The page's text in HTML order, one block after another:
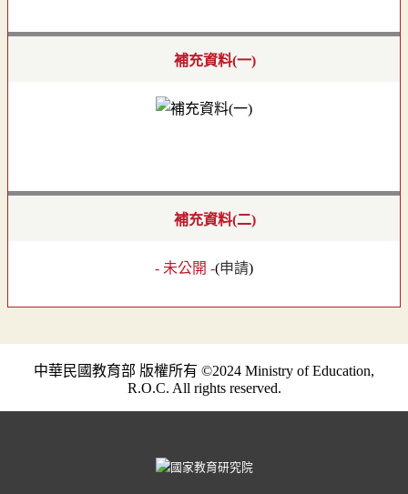
補充資料(一)
補充資料(二)
- 未公開 -(申請)
中華民國教育部 版權所有 ©2024 Ministry of Education,
R.O.C. All rights reserved.